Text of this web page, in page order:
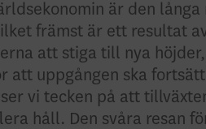
är den
främst är ett resultat
att stiga till nya
att uppgången ska
vi tecken på att
håll. Den svåra resan